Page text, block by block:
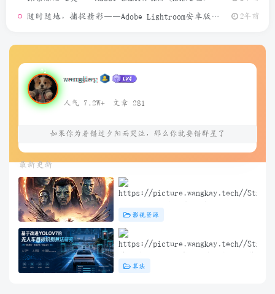
随时随地，捕捉精彩——Adobe Lightroom安卓版介绍 2年前
wangkay
人气 7.2W+ 文章 281
如果你为着错过夕阳而哭泣，那么你就要错群星了
最新更新
中英双字 夸克&度盘&迅雷下载
影视资源
法研究（问答）
算法